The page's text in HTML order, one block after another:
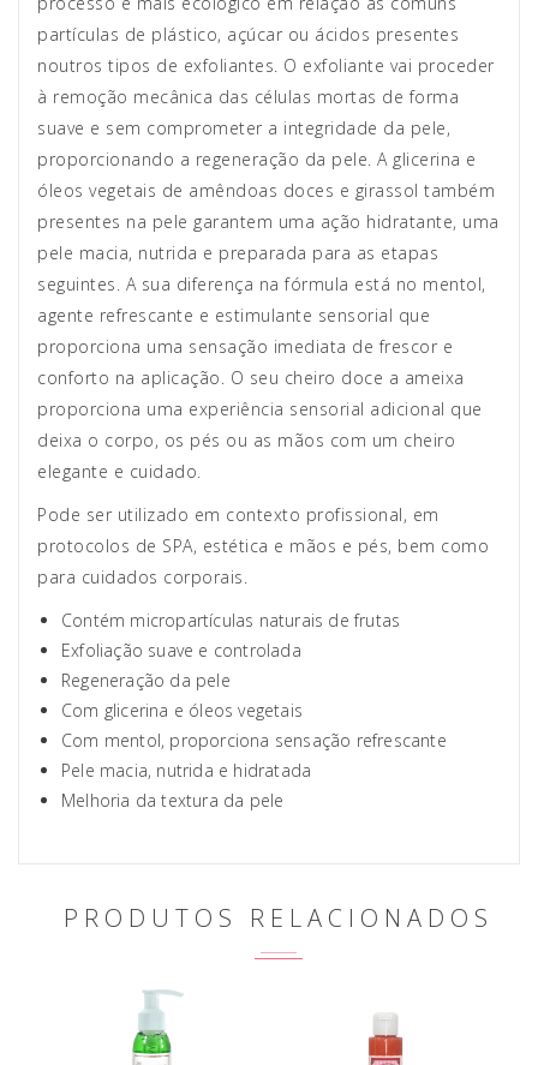
partículas de plástico, açúcar ou ácidos presentes
noutros tipos de exfoliantes. O exfoliante vai proceder
à remoção mecânica das células mortas de forma
suave e sem comprometer a integridade da pele,
proporcionando a regeneração da pele. A glicerina e
óleos vegetais de amêndoas doces e girassol também
presentes na pele garantem uma ação hidratante, uma
pele macia, nutrida e preparada para as etapas
seguintes. A sua diferença na fórmula está no mentol,
agente refrescante e estimulante sensorial que
proporciona uma sensação imediata de frescor e
conforto na aplicação. O seu cheiro doce a ameixa
proporciona uma experiência sensorial adicional que
deixa o corpo, os pés ou as mãos com um cheiro
elegante e cuidado.
Pode ser utilizado em contexto profissional, em
protocolos de SPA, estética e mãos e pés, bem como
para cuidados corporais.
Contém micropartículas naturais de frutas
Exfoliação suave e controlada
Regeneração da pele
Com glicerina e óleos vegetais
Com mentol, proporciona sensação refrescante
Pele macia, nutrida e hidratada
Melhoria da textura da pele
PRODUTOS RELACIONADOS